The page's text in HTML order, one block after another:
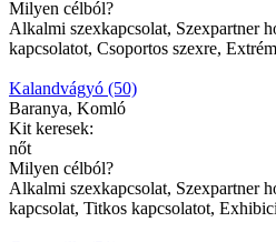
Milyen célból?
Alkalmi szexkapcsolat, Szexpartner
kapcsolatot, Csoportos szexre,
Kalandvágyó (50)
Baranya, Komló
Kit keresek:
nőt
Milyen célból?
Alkalmi szexkapcsolat, Szexpartner
kapcsolat, Titkos kapcsolatot,